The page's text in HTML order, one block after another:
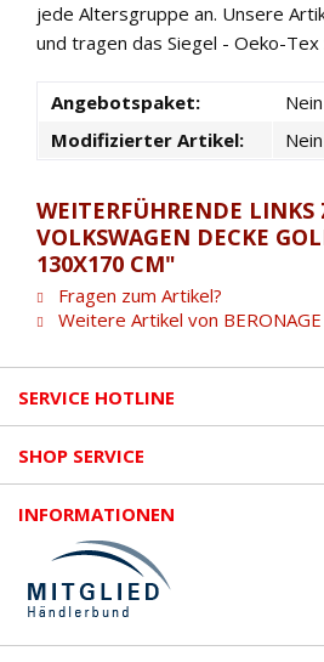
jede Altersgruppe an. Unsere
und tragen das Siegel - Oeko-Tex
Angebotspaket:
Nein
Modifizierter Artikel:
Nein
WEITERFÜHRENDE LINKS
VOLKSWAGEN DECKE
130X170 CM"
Fragen zum Artikel?
Weitere Artikel von BERONAGE
SERVICE HOTLINE
SHOP SERVICE
INFORMATIONEN